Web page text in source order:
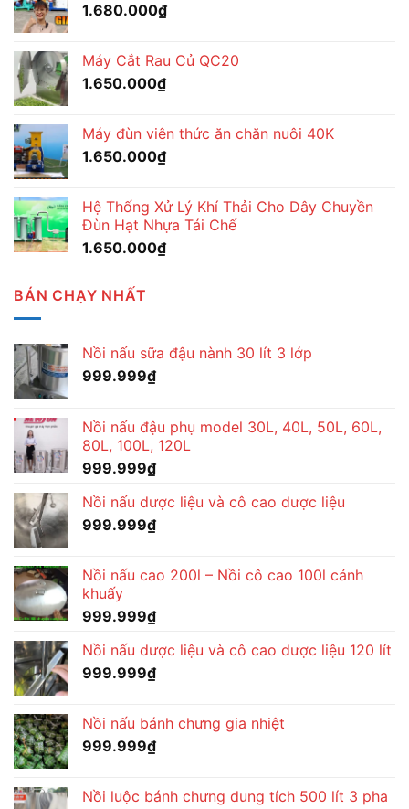
1.680.000₫
Máy Cắt Rau Củ QC20
1.650.000₫
Máy đùn viên thức ăn chăn nuôi 40K
1.650.000₫
Hệ Thống Xử Lý Khí Thải Cho Dây Chuyền
Đùn Hạt Nhựa Tái Chế
1.650.000₫
BÁN CHẠY NHẤT
Nồi nấu sữa đậu nành 30 lít 3 lớp
999.999₫
Nồi nấu đậu phụ model 30L, 40L, 50L, 60L,
80L, 100L, 120L
999.999₫
Nồi nấu dược liệu và cô cao dược liệu
999.999₫
Nồi nấu cao 200l – Nồi cô cao 100l cánh
khuấy
999.999₫
Nồi nấu dược liệu và cô cao dược liệu 120 lít
999.999₫
Nồi nấu bánh chưng gia nhiệt
999.999₫
Nồi luộc bánh chưng dung tích 500 lít 3 pha